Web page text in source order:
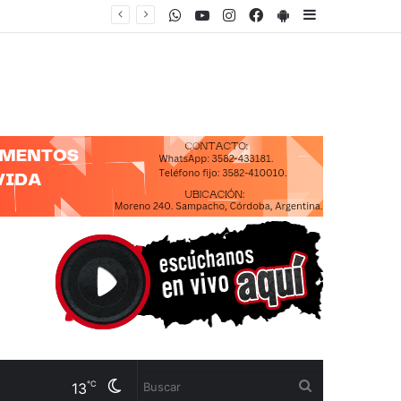
PlayStore
Facebook
Instagram
Youtube
WhatsApp
Cambiar
13℃